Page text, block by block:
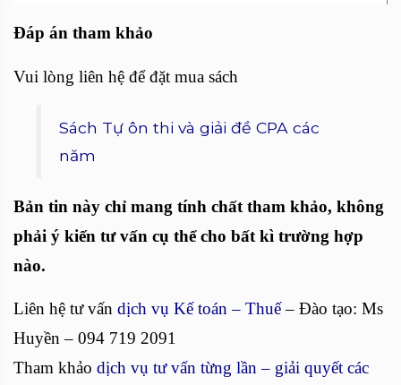
Đáp án tham khảo
Vui lòng liên hệ để đặt mua sách
Sách Tự ôn thi và giải đề CPA các
năm
Bản tin này chỉ mang tính chất tham khảo, không
phải ý kiến tư vấn cụ thể cho bất kì trường hợp
nào.
Liên hệ tư vấn dịch vụ Kế toán – Thuế– Đào tạo: Ms
Huyền – 094 719 2091
Tham khảo dịch vụ tư vấn từng lần – giải quyết các